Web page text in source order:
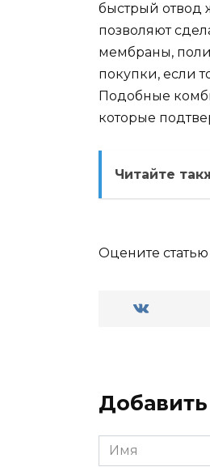
быстрый отвод
позволяют
мембраны,
покупки, если
Подобные
которые
Читайте
Оцените статью
Имя